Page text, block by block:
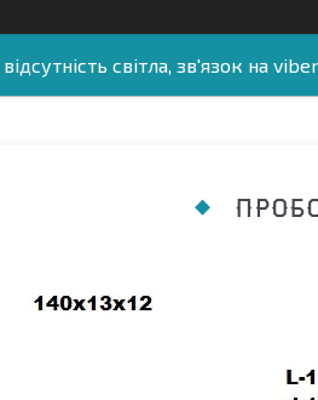
світла, зв'язок на